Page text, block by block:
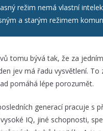
režim nemá vlastní
a starým režimem
tomu bývá tak, že za
jev má řadu vysvětlení.
pomáhá lépe porozumět.
generací pracuje s
IQ, jiné schopnosti,